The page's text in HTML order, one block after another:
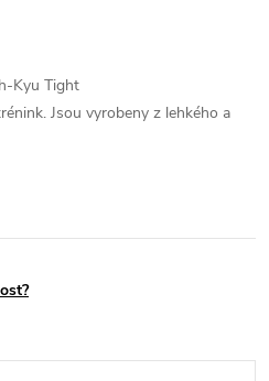
Kyu Tight
Jsou vyrobeny z lehkého a